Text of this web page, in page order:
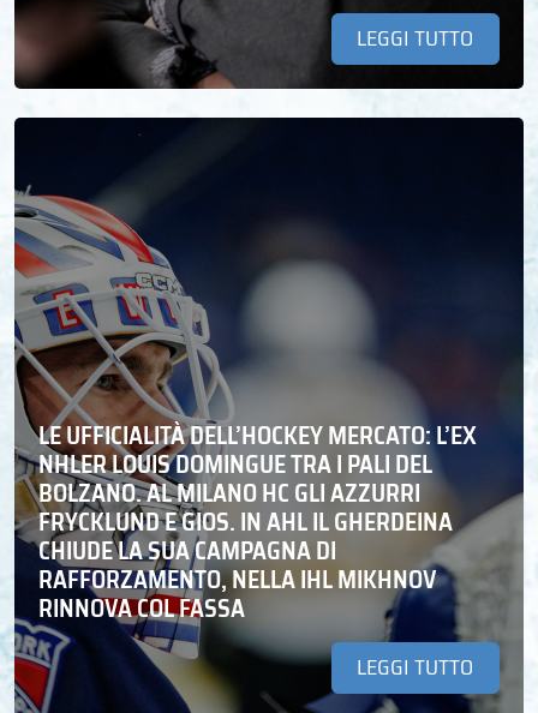
LEGGI TUTTO
LE UFFICIALITÀ DELL’HOCKEY MERCATO: L’EX
NHLER LOUIS DOMINGUE TRA I PALI DEL
BOLZANO. AL MILANO HC GLI AZZURRI
FRYCKLUND E GIOS. IN AHL IL GHERDEINA
CHIUDE LA SUA CAMPAGNA DI
RAFFORZAMENTO, NELLA IHL MIKHNOV
RINNOVA COL FASSA
LEGGI TUTTO